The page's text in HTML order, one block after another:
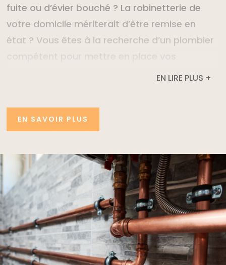
fuite ou d’évier bouché ? La robinetterie de
votre domicile mériterait d’être remise en
état ? Vous êtes à la recherche d’un plombier
nouvelles installations sanitaires ? Nos
l’installation ou la réparation de votre
plomberie, de votre salle de bain jusqu’à
une prise de rendez-vous réactive pour le
dépannage de vos systèmes de plomberie .
EN LIRE PLUS +
EN SAVOIR PLUS